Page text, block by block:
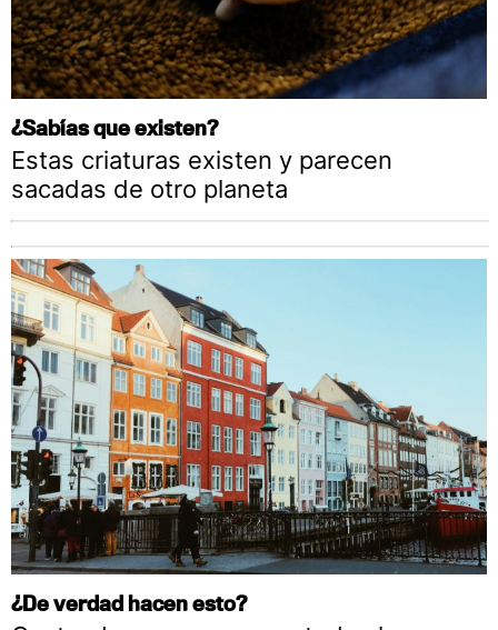
¿Sabías que existen?
Estas criaturas existen y parecen
sacadas de otro planeta
¿De verdad hacen esto?